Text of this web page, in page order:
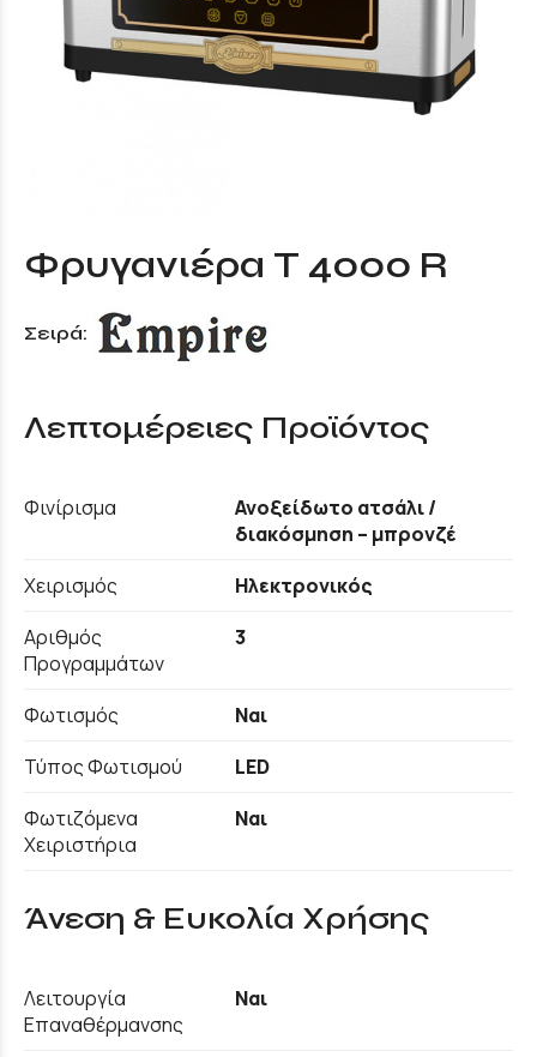
Φρυγανιέρα T 4000 R
Σειρά:
Λεπτομέρειες Προϊόντος
Φινίρισμα
Ανοξείδωτο ατσάλι /
διακόσμηση – μπρονζέ
Χειρισμός
Ηλεκτρονικός
Αριθμός
Προγραμμάτων
3
Φωτισμός
Ναι
Τύπος Φωτισμού
LED
Φωτιζόμενα
Χειριστήρια
Ναι
Άνεση & Ευκολία Χρήσης
Λειτουργία
Επαναθέρμανσης
Ναι